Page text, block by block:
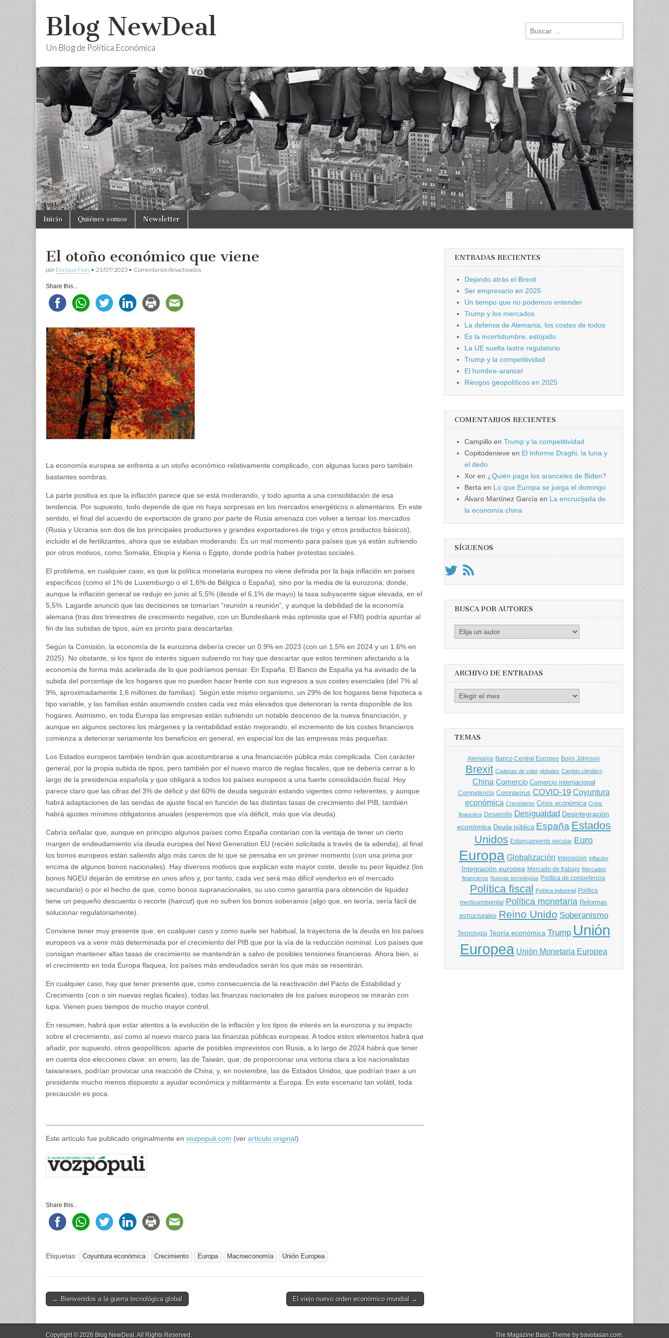
Blog NewDeal
Un Blog de Política Económica
Buscar:
Main
menu
Skip
Inicio Quiénes somos Newsletter
El otoño económico que viene
por Enrique Feás • 21/07/2023 • Comentarios desactivadosen
Share this...
La economía europea se enfrenta a un otoño económico relativamente complicado, con algunas luces pero también
bastantes sombras.
La parte positiva es que la inflación parece que se está moderando, y todo apunta a una consolidación de esa
tendencia. Por supuesto, todo depende de que no haya sorpresas en los mercados energéticos o alimentarios. En este
sentido, el final del acuerdo de exportación de grano por parte de Rusia amenaza con volver a tensar los mercados
(Rusia y Ucrania son dos de los principales productores y grandes exportadores de trigo y otros productos básicos),
incluido el de fertilizantes, ahora que se estaban moderando. Es un mal momento para países que ya están sufriendo
por otros motivos, como Somalia, Etiopía y Kenia o Egipto, donde podría haber protestas sociales.
El problema, en cualquier caso, es que la política monetaria europea no viene definida por la baja inflación en países
específicos (como el 1% de Luxemburgo o el 1,6% de Bélgica o España), sino por la media de la eurozona, donde,
aunque la inflación general se redujo en junio al 5,5% (desde el 6,1% de mayo) la tasa subyacente sigue elevada, en el
5,5%. Lagarde anunció que las decisiones se tomarían “reunión a reunión”, y aunque la debilidad de la economía
alemana (tras dos trimestres de crecimiento negativo, con un Bundesbank más optimista que el FMI) podría apuntar al
fin de las subidas de tipos, aún es pronto para descartarlas.
Según la Comisión, la economía de la eurozona debería crecer un 0,9% en 2023 (con un 1,5% en 2024 y un 1,6% en
2025). No obstante, si los tipos de interés siguen subiendo no hay que descartar que estos terminen afectando a la
economía de forma más acelerada de lo que podríamos pensar. En España, El Banco de España ya ha avisado de la
subida del porcentaje de los hogares que no pueden hacer frente con sus ingresos a sus costes esenciales (del 7% al
9%, aproximadamente 1,6 millones de familias). Según este mismo organismo, un 29% de los hogares tiene hipoteca a
tipo variable, y las familias están asumiendo costes cada vez más elevados que deterioran la renta disponible de los
hogares. Asimismo, en toda Europa las empresas están sufriendo un notable descenso de la nueva financiación, y
aunque en algunos sectores los márgenes y la rentabilidad están mejorando, el incremento de los costes financieros
comienza a deteriorar seriamente los beneficios en general, en especial los de las empresas más pequeñas.
Los Estados europeos también tendrán que acostumbrarse a una financiación pública más complicada. Con carácter
general, por la propia subida de tipos, pero también por el nuevo marco de reglas fiscales, que se debería cerrar a lo
largo de la presidencia española y que obligará a todos los países europeos a una fuerte consolidación fiscal. Hoy
parece claro que las cifras del 3% de déficit y del 60% de deuda seguirán estando vigentes como referentes, y aunque
habrá adaptaciones de las sendas de ajuste fiscal en función de las distintas tasas de crecimiento del PIB, también
habrá ajustes mínimos obligatorios anuales (esperemos que vía déficit, más que vía deuda).
Cabría señalar que, aunque en principio algunos países como España contarían con la ventaja de tener un cierto
margen de endeudamiento vía deuda europea del Next Generation EU (recién solicitada a través de la adenda), al final
los bonos europeos están saliendo algo más caros de lo que se pensaba en un primer momento (con una prima por
encima de algunos bonos nacionales). Hay diversos motivos que explican este mayor coste, desde su peor liquidez (los
bonos NGEU dejarán de emitirse en unos años y, por tanto, cada vez será más difícil venderlos en el mercado
secundario) o por el hecho de que, como bonos supranacionales, su uso como garantía para obtención de liquidez
tiene un pequeño descuento o recorte (haircut) que no sufren los bonos soberanos (algo que, en teoría, sería fácil de
solucionar regulatoriamente).
Conviene tener muy presente que, en cualquier caso y como suele ser habitual, la trayectoria de la deuda en los países
europeos va a venir más determinada por el crecimiento del PIB que por la vía de la reducción nominal. Los países que
consigan mantener altas tasas de crecimiento se mantendrán a salvo de posibles tensiones financieras. Ahora bien, si
el crecimiento en toda Europa flaquea, los países más endeudados serán los que más se resentirán.
En cualquier caso, hay que tener presente que, como consecuencia de la reactivación del Pacto de Estabilidad y
Crecimiento (con o sin nuevas reglas ficales), todas las finanzas nacionales de los países europeos se mirarán con
lupa. Vienen pues tiempos de mucho mayor control.
En resumen, habrá que estar atentos a la evolución de la inflación y los tipos de interés en la eurozona y su impacto
sobre el crecimiento, así como al nuevo marco para las finanzas públicas europeas. A todos estos elementos habrá que
añadir, por supuesto, otros geopolíticos: aparte de posibles imprevistos con Rusia, a lo largo de 2024 habrá que tener
en cuenta dos elecciones clave: en enero, las de Taiwán, que, de proporcionar una victoria clara a los nacionalistas
taiwaneses, podrían provocar una reacción de China; y, en noviembre, las de Estados Unidos, que podrían traer a un
presidente mucho menos dispuesto a ayudar económica y militarmente a Europa. En este escenario tan volátil, toda
precaución es poca.
Este artículo fue publicado originalmente en vozpopuli.com (ver artículo original)
Share this...
Etiquetas: Coyuntura económica Crecimiento Europa Macroeconomía Unión Europea
Post
← Bienvenidos a la guerra tecnológica global El viejo nuevo orden económico mundial →
ENTRADAS RECIENTES
Dejando atrás el Brexit
Ser empresario en 2025
Un tiempo que no podemos entender
Trump y los mercados
La defensa de Alemania, los costes de todos
Es la incertidumbre, estúpido
La UE suelta lastre regulatorio
Trump y la competitividad
El hombre-arancel
Riesgos geopolíticos en 2025
COMENTARIOS RECIENTES
Campillo enTrump y la competitividad
Copitodenieve en El Informe Draghi, la luna y
el dedo
Xor en ¿Quién paga los aranceles de Biden?
Berta en Lo que Europa se juega el domingo
Álvaro Martínez García en La encrucijada de
la economía china
SÍGUENOS
BUSCA POR AUTORES
Busca
por
ARCHIVO DE ENTRADAS
Archivo
TEMAS
Alemania Banco Central Europeo Boris Johnson
Brexit Cadenas de valor globales Cambio climático
China Comercio Comercio internacional
Competencia Coronavirus COVID-19 Coyuntura
económica Crecimiento Crisis económica Crisis
financiera Desarrollo Desigualdad Desintegración
económica Deuda pública España Estados
Unidos Estancamiento secular Euro
Europa Globalización Imposición inflación
Integración europea Mercado de trabajo Mercados
financieros Nuevas tecnologías Política de competencia
Política fiscal Política industrial Política
medioambiental Política monetaria Reformas
estructurales Reino Unido Soberanismo
Tecnología Teoría económica Trump Unión
Europea Unión Monetaria Europea
Copyright © 2026 Blog NewDeal. All Rights Reserved. The Magazine Basic Theme by bavotasan.com.